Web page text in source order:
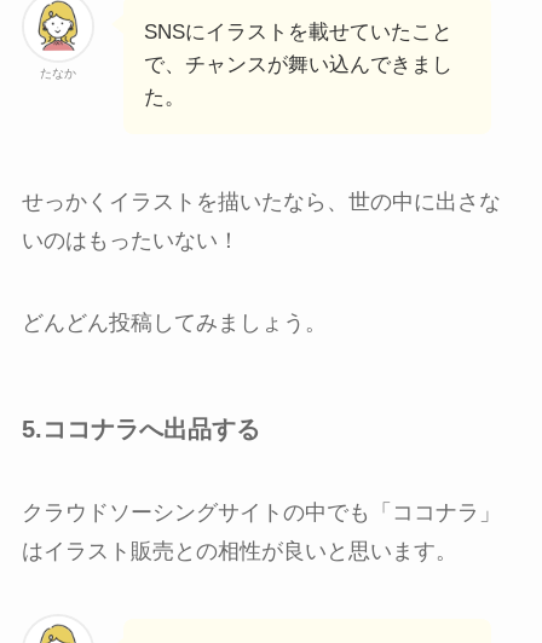
たなか
SNSにイラストを載せていたこと
で、チャンスが舞い込んできまし
た。
せっかくイラストを描いたなら、世の中に出さな
いのはもったいない！
どんどん投稿してみましょう。
5.ココナラへ出品する
クラウドソーシングサイトの中でも「ココナラ」
はイラスト販売との相性が良いと思います。